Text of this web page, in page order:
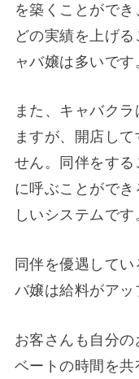
を築くことがで
どの実績を上げ
ャバ嬢は多いです
また、キャバク
ますが、開店し
せん。同伴をす
に呼ぶことがで
しいシステムです
同伴を優遇して
バ嬢は給料がアッ
お客さんも自分
ベートの時間を